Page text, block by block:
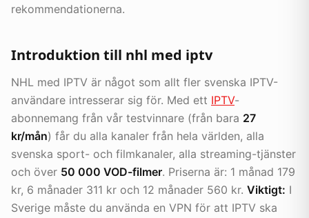
rekommendationerna.
Introduktion till nhl med iptv
NHL med IPTV är något som allt fler svenska IPTV-
användare intresserar sig för. Med ett IPTV-
abonnemang från vår testvinnare (från bara 27
kr/mån) får du alla kanaler från hela världen, alla
svenska sport- och filmkanaler, alla streaming-tjänster
och över 50 000 VOD-filmer. Priserna är: 1 månad 179
kr, 6 månader 311 kr och 12 månader 560 kr. Viktigt: I
Sverige måste du använda en VPN för att IPTV ska